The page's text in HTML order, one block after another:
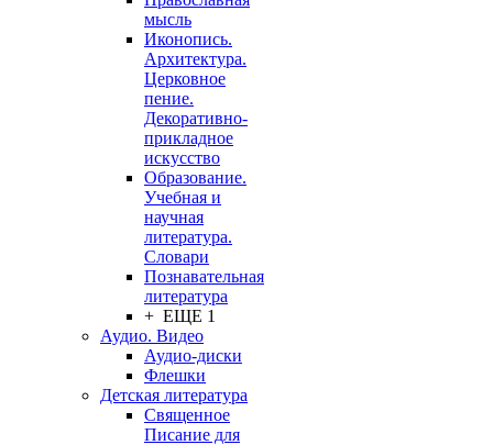
мысль
Иконопись.
Архитектура.
Церковное
пение.
Декоративно-
прикладное
искусство
Образование.
Учебная и
научная
литература.
Словари
Познавательная
литература
+ ЕЩЕ 1
Аудио. Видео
Аудио-диски
Флешки
Детская литература
Священное
Писание для